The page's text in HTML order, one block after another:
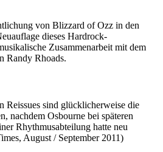
von Blizzard of Ozz in den
dieses Hardrock-
Zusammenarbeit mit dem
Randy Rhoads.
Reissues sind glücklicherweise die
nachdem Osbourne bei späteren
Rhythmusabteilung hatte neu
August / September 2011)